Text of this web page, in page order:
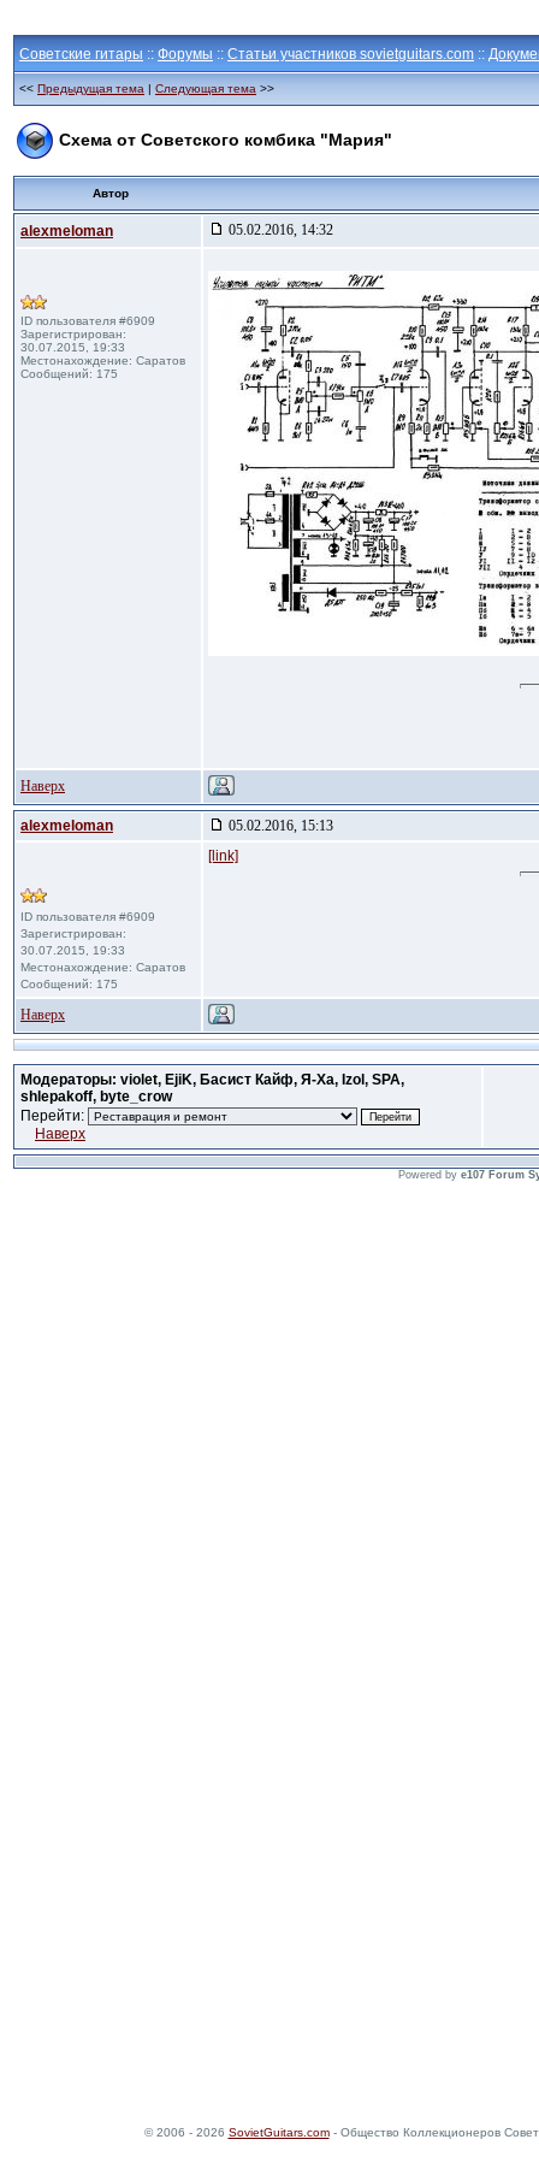
Советские гитары :: Форумы :: Статьи участников sovietguitars.com ::
<< Предыдущая тема | Следующая тема >>
Схема от Советского комбика "Мария"
Автор
alexmeloman 05.02.2016, 14:32
ID пользователя #6909
Зарегистрирован:
30.07.2015, 19:33
Местонахождение: Саратов
Сообщений: 175
Наверх
alexmeloman 05.02.2016, 15:13
ID пользователя #6909
Зарегистрирован:
30.07.2015, 19:33
Местонахождение: Саратов
Сообщений: 175
[link]
Наверх
Модераторы: violet, EjiK, Басист Кайф, Я-Ха, Izol, SPA,
shlepakoff, byte_crow
Перейти:
Наверх
Powered by e107 Forum
© 2006 - 2026 SovietGuitars.com- Общество Коллекционеров